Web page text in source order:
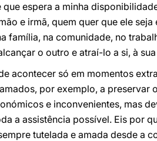
que espera a minha
e irmã, quem quer que ele
família, na comunidade, no
o outro e atraí-lo a si, à
acontecer só em momentos
por exemplo, a
e inconvenientes, mas
a assistência possível. Eis por
tutelada e amada desde a